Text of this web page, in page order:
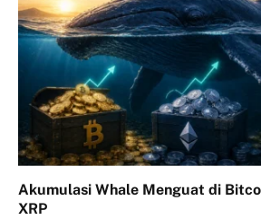
Akumulasi Whale Menguat di
XRP